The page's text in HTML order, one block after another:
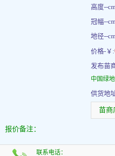
高度--
冠幅--
地径--
价格-￥:
发布苗
中国绿
供货地
苗商
报价备注：
联系电话：